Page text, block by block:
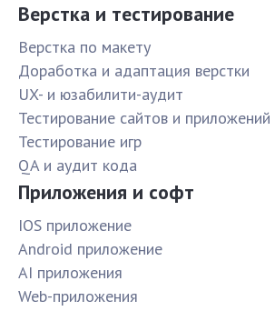
Верстка и тестирование
Верстка по макету
Доработка и адаптация верстки
UX- и юзабилити-аудит
Тестирование сайтов и приложений
Тестирование игр
QA и аудит кода
Приложения и софт
IOS приложение
Android приложение
AI приложения
Web-приложения